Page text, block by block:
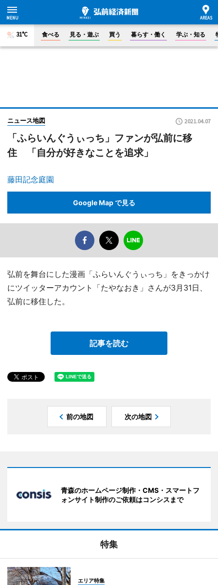
31°C 食べる 見る・遊ぶ 買う 暮らす・働く 学ぶ・知る
ニュース地図 2021.04.07
「ふらいんぐうぃっち」ファンが弘前に移
住 「自分が好きなことを追求」
藤田記念庭園
Google Map で見る
弘前を舞台にした漫画「ふらいんぐうぃっち」をきっかけ
にツイッターアカウント「たやなおき」さんが3月31日、
弘前に移住した。
記事を読む
前の地図 次の地図
青森のホームページ制作・CMS・スマートフ
ォンサイト制作のご依頼はコンシスまで
特集
エリア特集